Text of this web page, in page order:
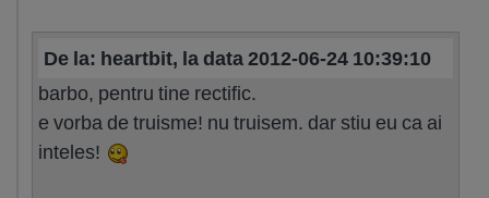
De la: heartbit, la data 2012-06-24 10:39:10
barbo, pentru tine rectific.
e vorba de truisme! nu truisem. dar stiu eu ca ai
inteles!